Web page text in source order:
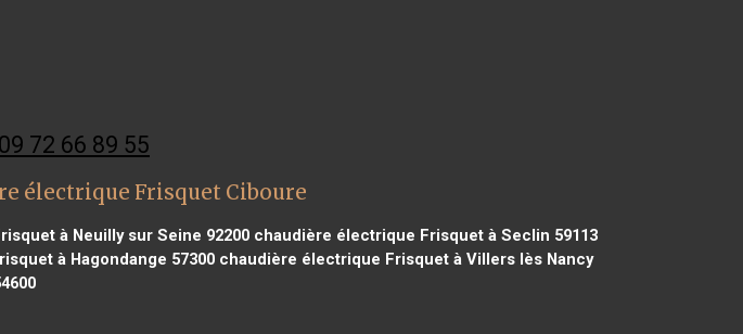
72 66 89 55
électrique Frisquet Ciboure
à Neuilly sur Seine 92200chaudière électrique Frisquet à Seclin 59113
à Hagondange 57300 chaudière électrique Frisquet à Villers lès Nancy